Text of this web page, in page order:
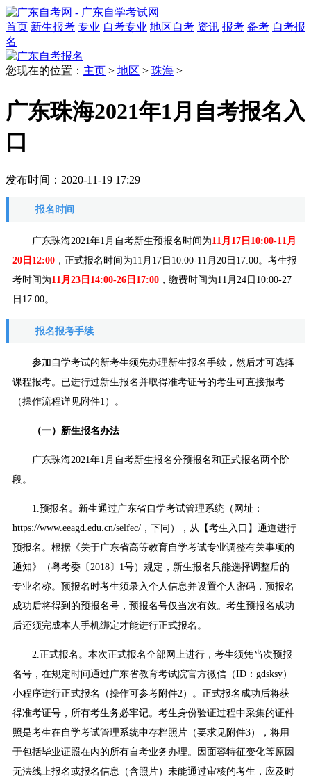
首页 新生报考 专业 自考专业 地区自考 资讯 报考 备考 自考报
名
您现在的位置： 主页 > 地区 > 珠海 >
广东珠海2021年1月自考报名入
口
发布时间：2020-11-19 17:29
报名时间
广东珠海2021年1月自考新生预报名时间为11月17日10:00-11月
20日12:00 ，正式报名时间为11月17日10:00-11月20日17:00。考生报
考时间为11月23日14:00-26日17:00 ，缴费时间为11月24日10:00-27
日17:00。
报名报考手续
参加自学考试的新考生须先办理新生报名手续，然后才可选择
课程报考。已进行过新生报名并取得准考证号的考生可直接报考
（操作流程详见附件1）。
（一）新生报名办法
广东珠海2021年1月自考新生报名分预报名和正式报名两个阶
段。
1.预报名。新生通过广东省自学考试管理系统（网址：
https://www.eeagd.edu.cn/selfec/，下同），从【考生入口】通道进行
预报名。根据《关于广东省高等教育自学考试专业调整有关事项的
通知》（粤考委〔2018〕1号）规定，新生报名只能选择调整后的
专业名称。预报名时考生须录入个人信息并设置个人密码，预报名
成功后将得到的预报名号，预报名号仅当次有效。考生预报名成功
后还须完成本人手机绑定才能进行正式报名。
2.正式报名。本次正式报名全部网上进行，考生须凭当次预报
名号，在规定时间通过广东省教育考试院官方微信（ID：gdsksy）
小程序进行正式报名（操作可参考附件2）。正式报名成功后将获
得准考证号，所有考生务必牢记。考生身份验证过程中采集的证件
照是考生在自学考试管理系统中存档照片（要求见附件3），将用
于包括毕业证照在内的所有自考业务办理。因面容特征变化等原因
无法线上报名或报名信息（含照片）未能通过审核的考生，应及时